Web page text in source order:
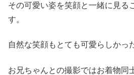
その可愛い姿を笑顔と一緒に見る
す。
自然な笑顔もとても可愛らしかっ
お兄ちゃんとの撮影ではお着物同